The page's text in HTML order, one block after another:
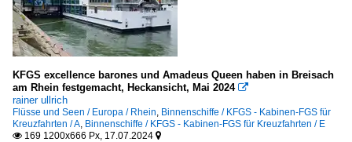
KFGS excellence barones und Amadeus Queen haben in Breisach
am Rhein festgemacht, Heckansicht, Mai 2024 
rainer ullrich
Flüsse und Seen / Europa / Rhein, Binnenschiffe / KFGS - Kabinen-FGS für
Kreuzfahrten / A, Binnenschiffe / KFGS - Kabinen-FGS für Kreuzfahrten / E
 169 1200x666 Px, 17.07.2024 